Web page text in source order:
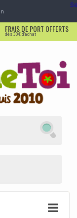
FRAIS DE PORT OFFERTS
dès 30€ d'achat